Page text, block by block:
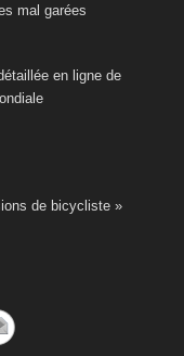
mal garées
en ligne de
de bicycliste »